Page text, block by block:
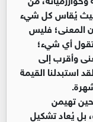
حيث يُقاس كل شيء
المعنى؛ فليس
أي شيء؛
وأقرب إلى
استبدلنا القيمة
تهيمن
بل يُعاد تشكيل